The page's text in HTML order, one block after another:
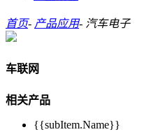
首页- 产品应用- 汽车电子
车联网
相关产品
{{subItem.Name}}